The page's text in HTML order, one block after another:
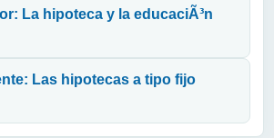
La hipoteca y la educaciÃ³n
Las hipotecas a tipo fijo